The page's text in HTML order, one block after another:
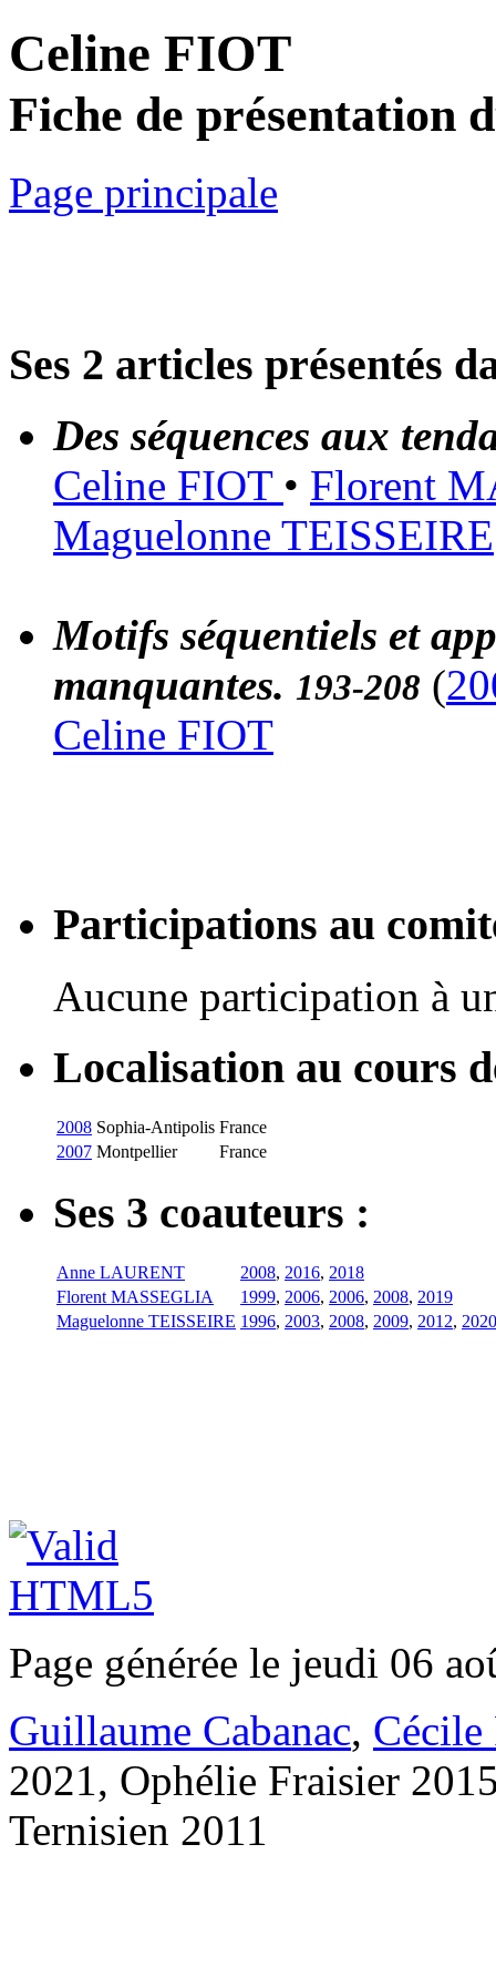
Celine FIOT
Fiche de présentation
Page principale
Ses 2 articles présentés
Des séquences aux
Celine FIOT • Florent
Maguelonne TEISSEIRE
Motifs séquentiels et
manquantes. 193-208 (
Celine FIOT
Participations au
Aucune participation à
Localisation au cours
2008 Sophia-Antipolis France
2007 Montpellier France
Ses 3 coauteurs :
Anne LAURENT 2008, 2016, 2018
Florent MASSEGLIA
1999, 2006, 2006, 2008, 2019
Maguelonne TEISSEIRE 1996, 2003, 2008, 2009, 2012, 2020
Page générée le jeudi 06
Guillaume Cabanac, Cécile
2021, Ophélie Fraisier
Ternisien 2011